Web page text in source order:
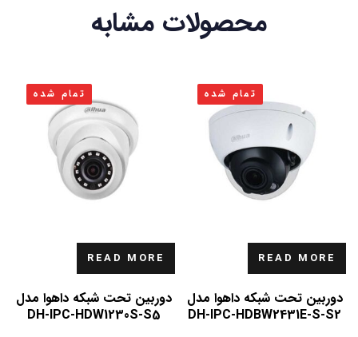
محصولات مشابه
تمام شده
READ MORE
دوربین تحت شبکه داهوا مدل
DH-IPC-HDBW2431E-S-S2
تمام شده
READ MORE
دوربین تحت شبکه داهوا مدل
DH-IPC-HDW1230S-S5